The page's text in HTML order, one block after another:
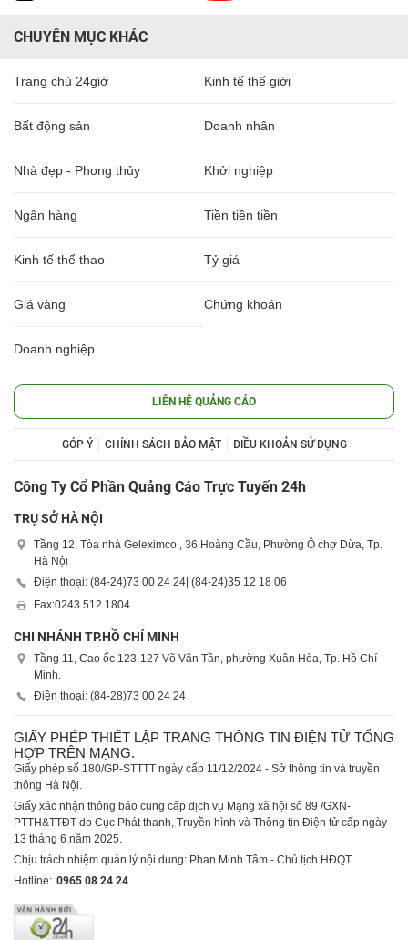
CHUYÊN MỤC KHÁC
Trang chủ 24giờ Kinh tế thế giới
Bất động sản Doanh nhân
Nhà đẹp - Phong thủy Khởi nghiệp
Ngân hàng Tiền tiền tiền
Kinh tế thể thao Tỷ giá
Giá vàng Chứng khoán
Doanh nghiệp
LIÊN HỆ QUẢNG CÁO
GÓP Ý CHÍNH SÁCH BẢO MẬT ĐIỀU KHOẢN SỬ DỤNG
Công Ty Cổ Phần Quảng Cáo Trực Tuyến 24h
TRỤ SỞ HÀ NỘI
Tầng 12, Tòa nhà Geleximco , 36 Hoàng Cầu, Phường Ô chợ Dừa, Tp.
Hà Nội
Điện thoại: (84-24)73 00 24 24 | (84-24)35 12 18 06
Fax:0243 512 1804
CHI NHÁNH TP.HỒ CHÍ MINH
Tầng 11, Cao ốc 123-127 Võ Văn Tần, phường Xuân Hòa, Tp. Hồ Chí
Minh.
Điện thoại: (84-28)73 00 24 24
GIẤY PHÉP THIẾT LẬP TRANG THÔNG TIN ĐIỆN TỬ TỔNG
HỢP TRÊN MẠNG.
Giấy phép số 180/GP-STTTT ngày cấp 11/12/2024 - Sở thông tin và truyền
thông Hà Nội.
Giấy xác nhận thông báo cung cấp dịch vụ Mạng xã hội số 89 /GXN-
PTTH&TTĐT do Cục Phát thanh, Truyền hình và Thông tin Điện tử cấp ngày
13 tháng 6 năm 2025.
Chịu trách nhiệm quản lý nội dung: Phan Minh Tâm - Chủ tịch HĐQT.
Hotline: 0965 08 24 24